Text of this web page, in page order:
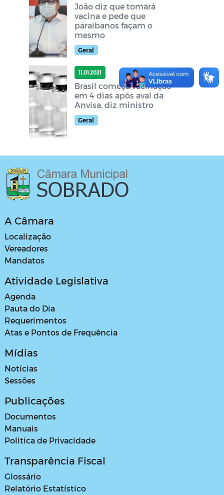
João diz que tomará
vacina e pede que
paraibanos façam o
mesmo
Geral
11.01.2021
Brasil começa vacinação
em 4 dias após aval da
Anvisa, diz ministro
Geral
A Câmara
Localização
Vereadores
Mandatos
Atividade Legislativa
Agenda
Pauta do Dia
Requerimentos
Atas e Pontos de Frequência
Mídias
Notícias
Sessões
Publicações
Documentos
Manuais
Politica de Privacidade
Transparência Fiscal
Glossário
Relatório Estatístico